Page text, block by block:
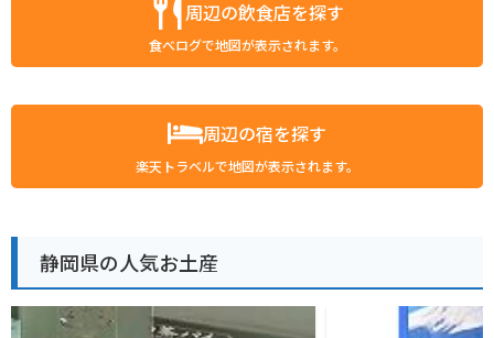
周辺の飲食店を探す
食べログで地図が表示されます。
周辺の宿を探す
楽天トラベルで地図が表示されます。
静岡県の人気お土産